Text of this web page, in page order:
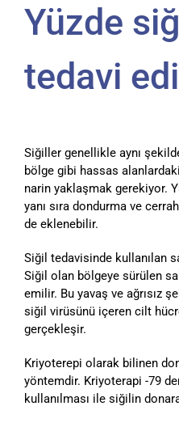
Yüzde
tedavi
Siğiller genellikle aynı
bölge gibi hassas
narin yaklaşmak gerekiyor.
yanı sıra dondurma ve
de eklenebilir.
Siğil tedavisinde kullanılan
Siğil olan bölgeye sürülen
emilir. Bu yavaş ve ağrısız
siğil virüsünü içeren cilt
gerçekleşir.
Kriyoterepi olarak bilinen
yöntemdir. Kriyoterapi -79
kullanılması ile siğilin